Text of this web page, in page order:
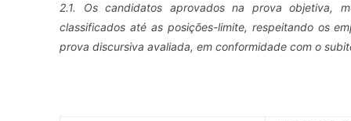
2.1. Os candidatos aprovados na prova objetiva,
classificados até as posições-limite, respeitando os
prova discursiva avaliada, em conformidade com o